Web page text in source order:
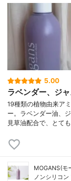
5.00
ラベンダー、ジ
19種類の植物由来ア
ー。ラベンダー油、
見草油配合で、とて
MOGANS(モ
ノンシリコ